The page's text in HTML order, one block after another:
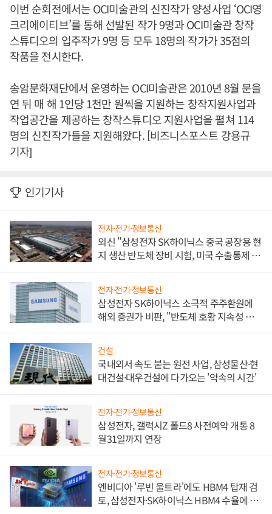
이번 순회전에서는 OCI미술관의 신진작가 양성사업 ‘OCI영
크리에이티브’를 통해 선발된 작가 9명과 OCI미술관 창작
스튜디오의 입주작가 9명 등 모두 18명의 작가가 35점의
작품을 전시한다.
송암문화재단에서 운영하는 OCI미술관은 2010년 8월 문을
연 뒤 매 해 1인당 1천만 원씩을 지원하는 창작지원사업과
작업공간을 제공하는 창작스튜디오 지원사업을 펼쳐 114
명의 신진작가들을 지원해왔다. [비즈니스포스트 강용규
기자]
인기기사
전자·전기·정보통신
외신 "삼성전자 SK하이닉스 중국 공장용 현
지 생산 반도체 장비 시험, 미국 수출통제 대
전자·전기·정보통신
삼성전자 SK하이닉스 소극적 주주환원에
해외 증권가 비판, "반도체 호황 지속성 의
건설
국내외서 속도 붙는 원전 사업, 삼성물산·현
대건설·대우건설에 다가오는 '약속의 시간'
전자·전기·정보통신
삼성전자, 갤럭시Z 폴드8 사전예약 개통 8
월31일까지 연장
전자·전기·정보통신
엔비디아 '루빈 울트라'에도 HBM4 탑재 검
토, 삼성전자·SK하이닉스 HBM4 수율에 주